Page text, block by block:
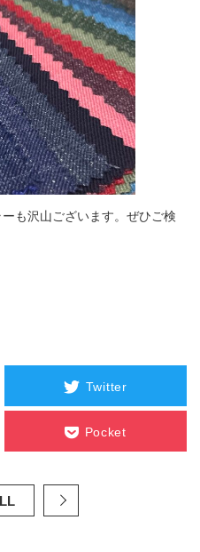
も沢山ございます。ぜひご検
Twitter
Pocket